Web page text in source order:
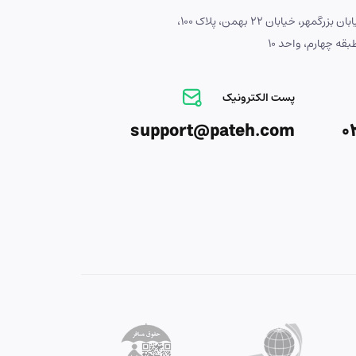
آدرس : اصفهان، خیابان بزرگمهر، خیابان 22 بهمن، پلاک 100،
چهارم، واحد 10
پست الکترونیک
support@pateh.com